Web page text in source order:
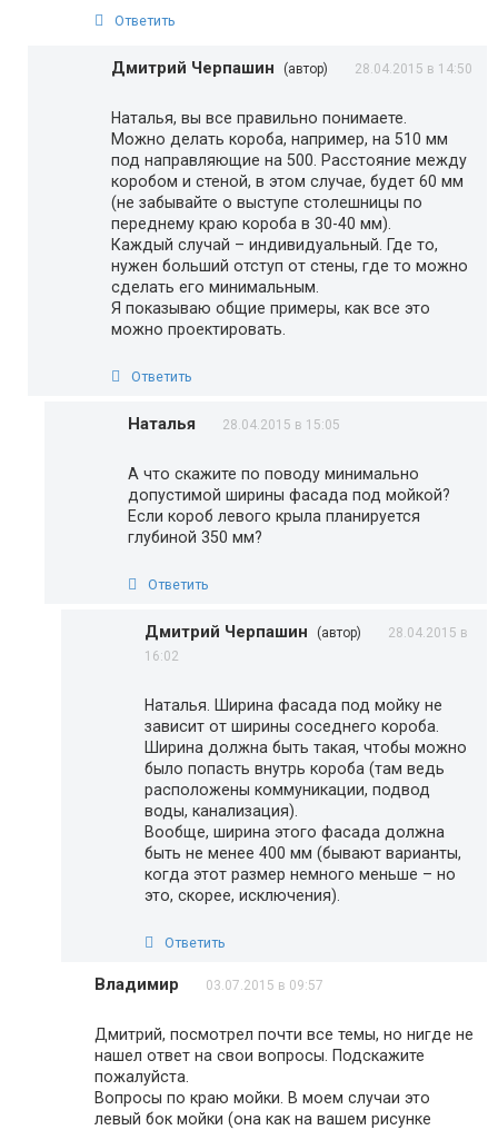
Ответить
Дмитрий Черпашин (автор) 28.04.2015 в 14:50
Наталья, вы все правильно понимаете.
Можно делать короба, например, на 510 мм
под направляющие на 500. Расстояние между
коробом и стеной, в этом случае, будет 60 мм
(не забывайте о выступе столешницы по
переднему краю короба в 30-40 мм).
Каждый случай – индивидуальный. Где то,
нужен больший отступ от стены, где то можно
сделать его минимальным.
Я показываю общие примеры, как все это
можно проектировать.
Ответить
Наталья 28.04.2015 в 15:05
А что скажите по поводу минимально
допустимой ширины фасада под мойкой?
Если короб левого крыла планируется
глубиной 350 мм?
Ответить
Дмитрий Черпашин (автор)
28.04.2015 в
16:02
Наталья. Ширина фасада под мойку не
зависит от ширины соседнего короба.
Ширина должна быть такая, чтобы можно
было попасть внутрь короба (там ведь
расположены коммуникации, подвод
воды, канализация).
Вообще, ширина этого фасада должна
быть не менее 400 мм (бывают варианты,
когда этот размер немного меньше – но
это, скорее, исключения).
Ответить
Владимир 03.07.2015 в 09:57
Дмитрий, посмотрел почти все темы, но нигде не
нашел ответ на свои вопросы. Подскажите
пожалуйста.
Вопросы по краю мойки. В моем случаи это
левый бок мойки (она как на вашем рисунке